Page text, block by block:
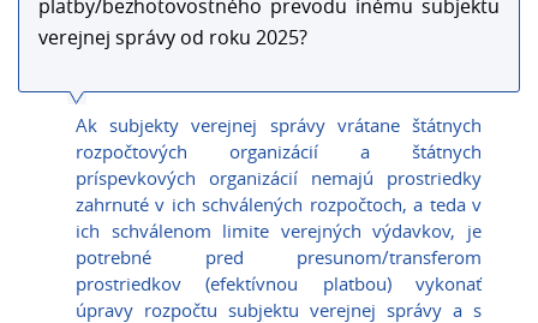
platby/bezhotovostného prevodu inému subjektu
verejnej správy od roku 2025?
Ak subjekty verejnej správy vrátane štátnych
rozpočtových organizácií a štátnych
príspevkových organizácií nemajú prostriedky
zahrnuté v ich schválených rozpočtoch, a teda v
ich schválenom limite verejných výdavkov, je
potrebné pred presunom/transferom
prostriedkov (efektívnou platbou) vykonať
úpravy rozpočtu subjektu verejnej správy a s